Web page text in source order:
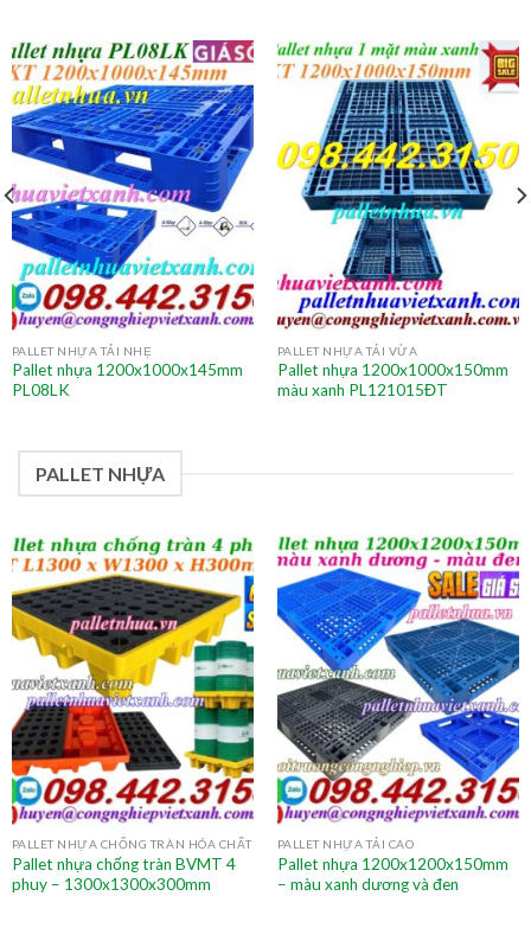
PALLET NHỰA TẢI NHẸ
Pallet nhựa 1200x1000x145mm
PL08LK
PALLET NHỰA TẢI VỪA
Pallet nhựa 1200x1000x150mm
màu xanh PL121015ĐT
PALLET NHỰA
PALLET NHỰA CHỐNG TRÀN HÓA CHẤT
Pallet nhựa chống tràn BVMT 4
phuy – 1300x1300x300mm
PALLET NHỰA TẢI CAO
Pallet nhựa 1200x1200x150mm
– màu xanh dương và đen